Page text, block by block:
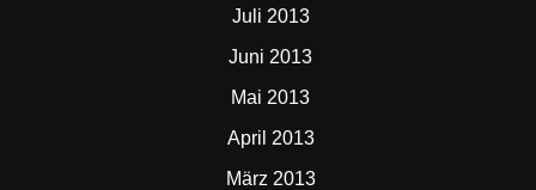
Juli 2013
Juni 2013
Mai 2013
April 2013
März 2013